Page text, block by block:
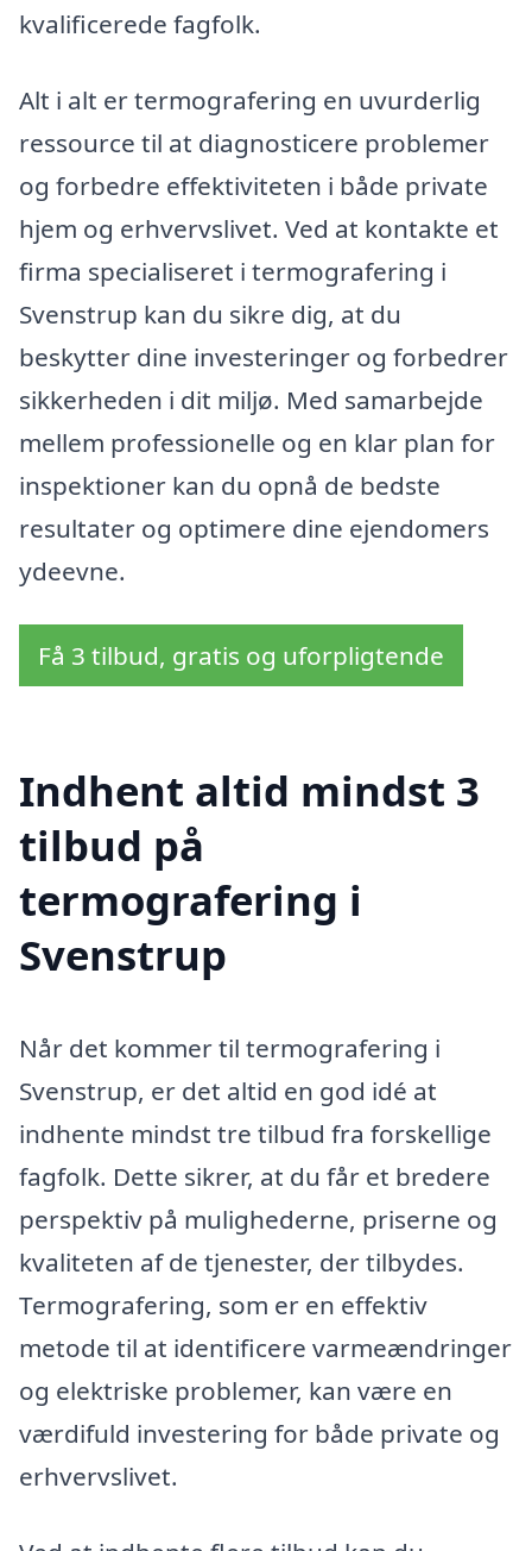
kvalificerede fagfolk.
Alt i alt er termografering en uvurderlig
ressource til at diagnosticere problemer
og forbedre effektiviteten i både private
hjem og erhvervslivet. Ved at kontakte et
firma specialiseret i termografering i
Svenstrup kan du sikre dig, at du
beskytter dine investeringer og forbedrer
sikkerheden i dit miljø. Med samarbejde
mellem professionelle og en klar plan for
inspektioner kan du opnå de bedste
resultater og optimere dine ejendomers
ydeevne.
Få 3 tilbud, gratis og uforpligtende
Indhent altid mindst 3
tilbud på
termografering i
Svenstrup
Når det kommer til termografering i
Svenstrup, er det altid en god idé at
indhente mindst tre tilbud fra forskellige
fagfolk. Dette sikrer, at du får et bredere
perspektiv på mulighederne, priserne og
kvaliteten af de tjenester, der tilbydes.
Termografering, som er en effektiv
metode til at identificere varmeændringer
og elektriske problemer, kan være en
værdifuld investering for både private og
erhvervslivet.